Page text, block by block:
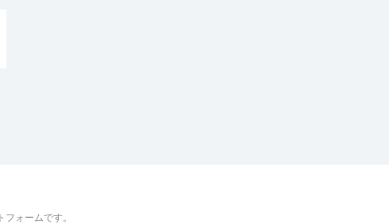
ォームです。